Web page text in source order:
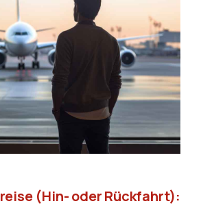
(Hin- oder Rückfahrt):